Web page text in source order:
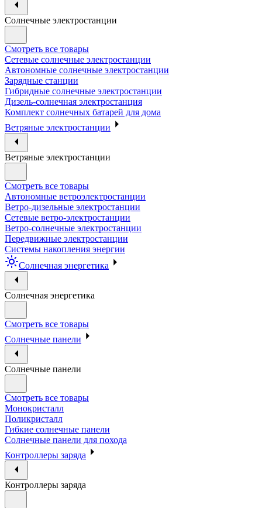
Солнечные электростанции
Смотреть все товары
Сетевые солнечные электростанции
Автономные солнечные электростанции
Зарядные станции
Гибридные солнечные электростанции
Дизель-солнечная электростанция
Комплект солнечных батарей для дома
Ветряные электростанции
Ветряные электростанции
Смотреть все товары
Автономные ветроэлектростанции
Ветро-дизельные электростанции
Сетевые ветро-электростанции
Ветро-солнечные электростанции
Передвижные электростанции
Системы накопления энергии
Солнечная энергетика
Солнечная энергетика
Смотреть все товары
Солнечные панели
Солнечные панели
Смотреть все товары
Монокристалл
Поликристалл
Гибкие солнечные панели
Солнечные панели для похода
Контроллеры заряда
Контроллеры заряда